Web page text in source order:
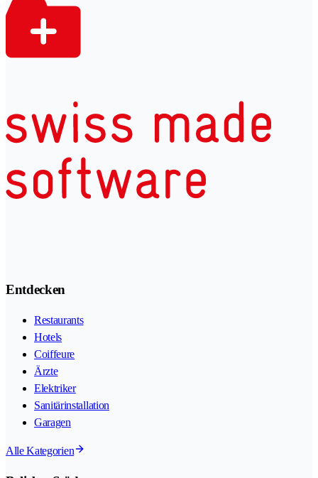
Entdecken
Restaurants
Hotels
Coiffeure
Ärzte
Elektriker
Sanitärinstallation
Garagen
Alle Kategorien